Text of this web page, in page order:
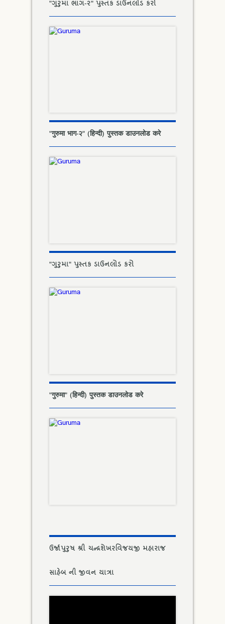
"ગુરુમા ભાગ-૨" પુસ્તક ડાઉનલોડ કરો
"गुरुमा भाग-२" (हिन्दी) पुस्तक डाउनलोड करे
"ગુરુમા" પુસ્તક ડાઉનલોડ કરો
"गुरुमा" (हिन्दी) पुस्तक डाउनलोड करे
ઉર્જાપુરુષ શ્રી ચન્દ્રશેખરવિજયજી મહારાજ
સાહેબ ની જીવન યાત્રા